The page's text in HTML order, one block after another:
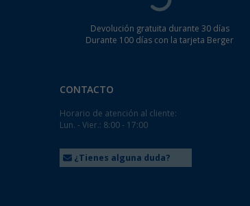
Devolución gratuita durante 30 días
Durante 100 días con la tarjeta Berger
CONTACTO
Horario de atención al cliente:
Lun. - Vier.: 8:00 - 17:00
¿Tienes alguna duda?